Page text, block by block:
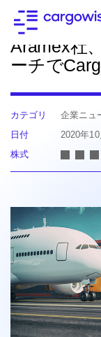
ニュースに戻
Aramex社
ーチで
カテゴリ
企業ニュ
日付
2020年10
株式